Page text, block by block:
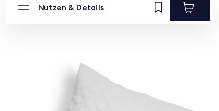
Nutzen & Details